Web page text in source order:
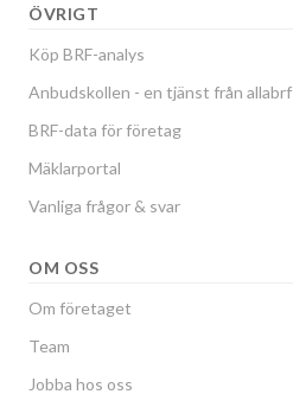
ÖVRIGT
Köp BRF-analys
Anbudskollen - en tjänst från allabrf
BRF-data för företag
Mäklarportal
Vanliga frågor & svar
OM OSS
Om företaget
Team
Jobba hos oss